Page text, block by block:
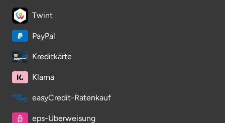
Twint
PayPal
Kreditkarte
Klarna
easyCredit-Ratenkauf
eps-Überweisung
Pirna
Plön
Potsdam
Potsdam-Mittelmark